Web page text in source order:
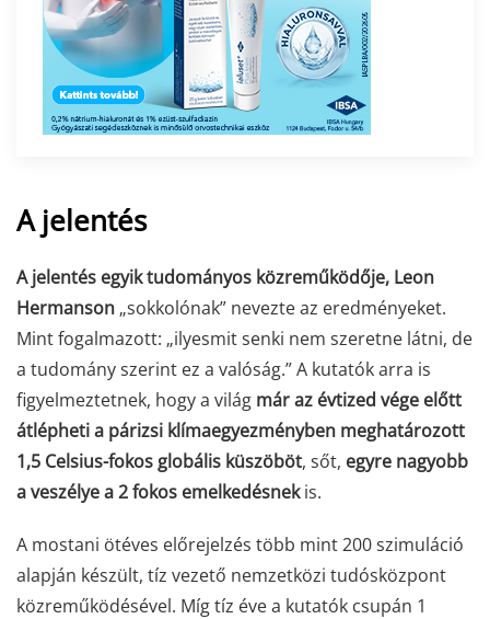
A jelentés
A jelentés egyik tudományos közreműködője, Leon
Hermanson „sokkolónak” nevezte az eredményeket.
Mint fogalmazott: „ilyesmit senki nem szeretne látni, de
a tudomány szerint ez a valóság.” A kutatók arra is
figyelmeztetnek, hogy a világ már az évtized vége előtt
átlépheti a párizsi klímaegyezményben meghatározott
1,5 Celsius-fokos globális küszöböt, sőt, egyre nagyobb
a veszélye a 2 fokos emelkedésnekis.
A mostani ötéves előrejelzés több mint 200 szimuláció
alapján készült, tíz vezető nemzetközi tudósközpont
közreműködésével. Míg tíz éve a kutatók csupán 1